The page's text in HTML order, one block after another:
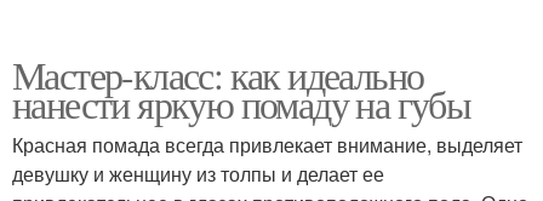
Мастер-класс: как идеально
нанести яркую помаду на губы
Красная помада всегда привлекает внимание, выделяет
девушку и женщину из толпы и делает ее